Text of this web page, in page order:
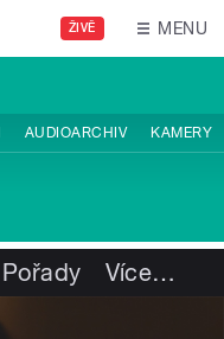
ŽIVĚ MENU
AUDIOARCHIV KAMERY
Pořady Více…